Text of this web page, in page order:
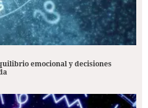
emocional y decisiones